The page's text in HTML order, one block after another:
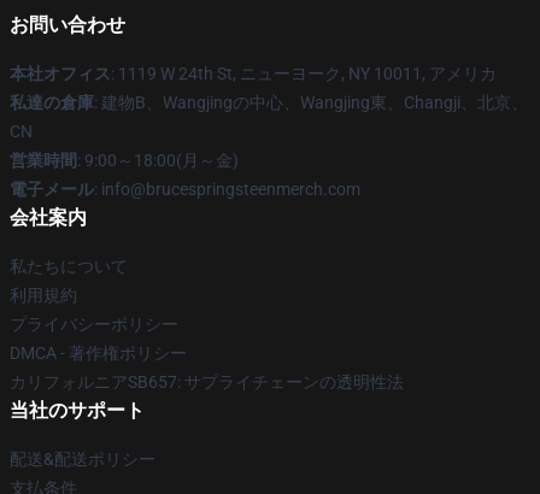
お問い合わせ
本社オフィス: 1119 W 24th St, ニューヨーク, NY 10011, アメリカ
私達の倉庫: 建物B、Wangjingの中心、Wangjing東、Changji、北京、
CN
営業時間: 9:00～18:00(月～金)
電子メール: info@brucespringsteenmerch.com
会社案内
私たちについて
利用規約
プライバシーポリシー
DMCA - 著作権ポリシー
カリフォルニアSB657: サプライチェーンの透明性法
当社のサポート
配送&配送ポリシー
支払条件